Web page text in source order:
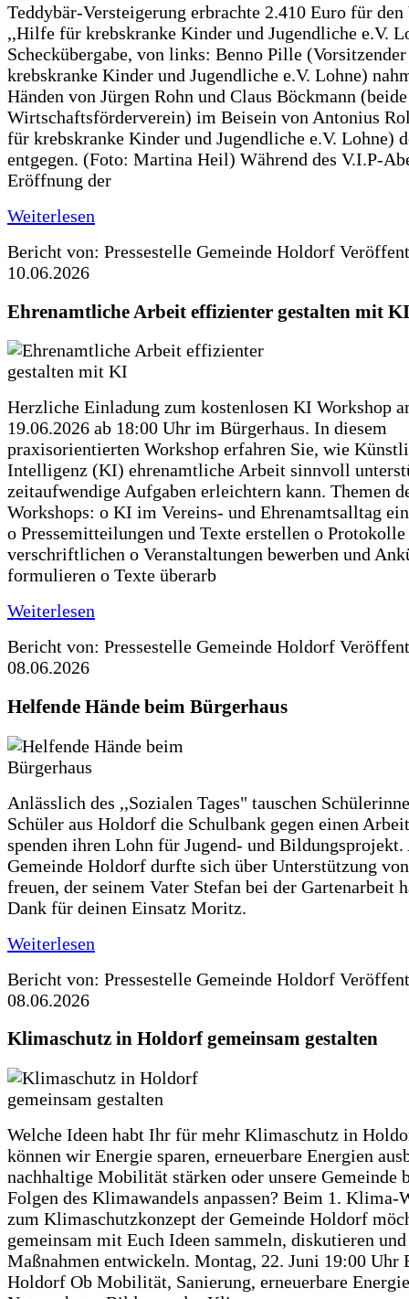
Teddybär-Versteigerung erbrachte 2.410 Euro für den
,,Hilfe für krebskranke Kinder und Jugendliche e.V.
Scheckübergabe, von links: Benno Pille
krebskranke Kinder und Jugendliche e.V. Lohne)
Händen von Jürgen Rohn und Claus Böckmann
Wirtschaftsförderverein) im Beisein von Antonius
für krebskranke Kinder und Jugendliche e.V. Lohne)
entgegen. (Foto: Martina Heil) Während des V.I.P-
Eröffnung der
Weiterlesen
Bericht von: Pressestelle Gemeinde Holdorf
10.06.2026
Ehrenamtliche Arbeit effizienter gestalten mit KI
Herzliche Einladung zum kostenlosen KI Workshop
19.06.2026 ab 18:00 Uhr im Bürgerhaus. In diesem
praxisorientierten Workshop erfahren Sie, wie
Intelligenz (KI) ehrenamtliche Arbeit sinnvoll
zeitaufwendige Aufgaben erleichtern kann. Themen
Workshops: o KI im Vereins- und Ehrenamtsalltag
o Pressemitteilungen und Texte erstellen o
verschriftlichen o Veranstaltungen bewerben und
formulieren o Texte überarb
Weiterlesen
Bericht von: Pressestelle Gemeinde Holdorf
08.06.2026
Helfende Hände beim Bürgerhaus
Anlässlich des ,,Sozialen Tages" tauschen
Schüler aus Holdorf die Schulbank gegen einen
spenden ihren Lohn für Jugend- und Bildungsprojekt.
Gemeinde Holdorf durfte sich über Unterstützung
freuen, der seinem Vater Stefan bei der Gartenarbeit
Dank für deinen Einsatz Moritz.
Weiterlesen
Bericht von: Pressestelle Gemeinde Holdorf
08.06.2026
Klimaschutz in Holdorf gemeinsam gestalten
Welche Ideen habt Ihr für mehr Klimaschutz in
können wir Energie sparen, erneuerbare Energien
nachhaltige Mobilität stärken oder unsere Gemeinde
Folgen des Klimawandels anpassen? Beim 1. Klima-
zum Klimaschutzkonzept der Gemeinde Holdorf
gemeinsam mit Euch Ideen sammeln, diskutieren
Maßnahmen entwickeln. Montag, 22. Juni 19:00 Uhr
Holdorf Ob Mobilität, Sanierung, erneuerbare